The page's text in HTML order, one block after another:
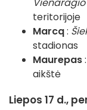
teritorijoje
Marcq:
stadionas
Maurepas:
aikštė
Liepos 17 d.,